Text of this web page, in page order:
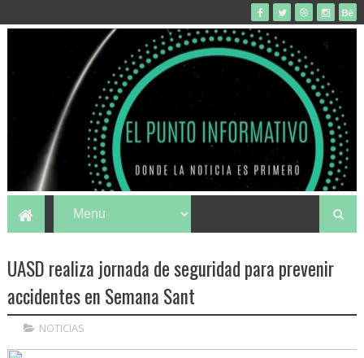
UASD realiza jornada de seguridad para prevenir
accidentes en Semana Sant
NOTICIAS